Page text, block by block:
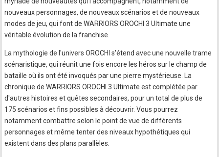
nouveaux personnages, de nouveaux scénarios et de nouveaux
modes de jeu, qui font de WARRIORS OROCHI 3 Ultimate une
véritable évolution de la franchise.
La mythologie de l'univers OROCHI s'étend avec une nouvelle trame
scénaristique, qui réunit une fois encore les héros sur le champ de
bataille où ils ont été invoqués par une pierre mystérieuse. La
chronique de WARRIORS OROCHI 3 Ultimate est complétée par
d'autres histoires et quêtes secondaires, pour un total de plus de
175 scénarios et fins possibles à découvrir. Vous pourrez
notamment combattre selon le point de vue de différents
personnages et même tenter des niveaux hypothétiques qui
existent dans des plans parallèles.